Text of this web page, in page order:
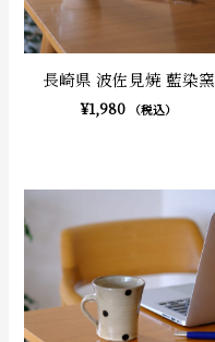
長崎県 波佐見焼 藍染窯
¥1,980 （税込）